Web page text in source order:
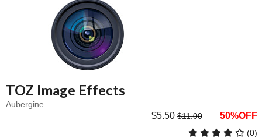
TOZ Image Effects
Aubergine
$5.50 $11.00 50%OFF
(0)